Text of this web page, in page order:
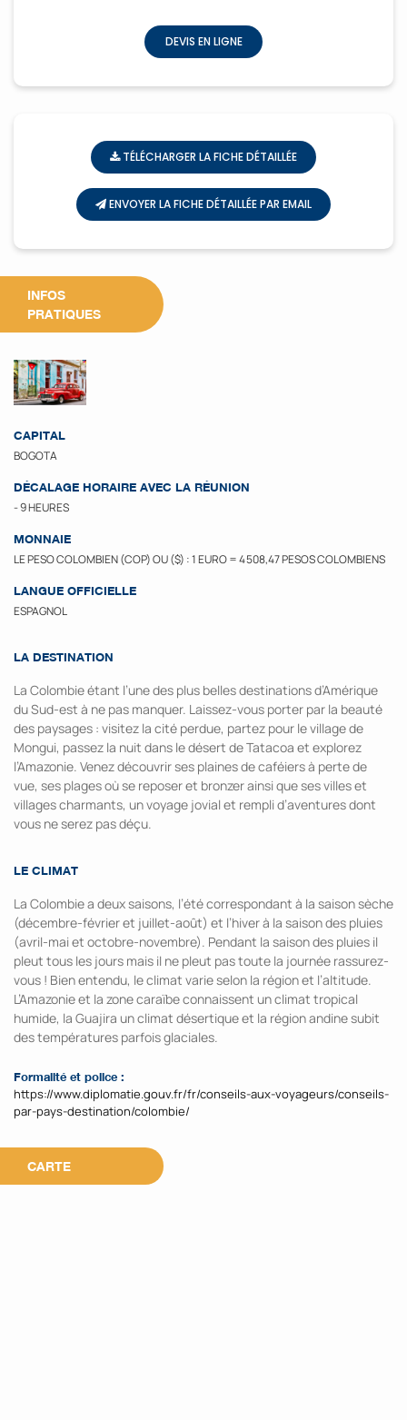
DEVIS EN LIGNE
TÉLÉCHARGER LA FICHE DÉTAILLÉE
ENVOYER LA FICHE DÉTAILLÉE PAR EMAIL
INFOS
PRATIQUES
CAPITAL
BOGOTA
DÉCALAGE HORAIRE AVEC LA RÉUNION
- 9 HEURES
MONNAIE
LE PESO COLOMBIEN (COP) OU ($) : 1 EURO = 4 508,47 PESOS COLOMBIENS
LANGUE OFFICIELLE
ESPAGNOL
LA DESTINATION
La Colombie étant l’une des plus belles destinations d’Amérique
du Sud-est à ne pas manquer. Laissez-vous porter par la beauté
des paysages : visitez la cité perdue, partez pour le village de
Mongui, passez la nuit dans le désert de Tatacoa et explorez
l’Amazonie. Venez découvrir ses plaines de caféiers à perte de
vue, ses plages où se reposer et bronzer ainsi que ses villes et
villages charmants, un voyage jovial et rempli d’aventures dont
vous ne serez pas déçu.
LE CLIMAT
La Colombie a deux saisons, l’été correspondant à la saison sèche
(décembre-février et juillet-août) et l’hiver à la saison des pluies
(avril-mai et octobre-novembre). Pendant la saison des pluies il
pleut tous les jours mais il ne pleut pas toute la journée rassurez-
vous ! Bien entendu, le climat varie selon la région et l’altitude.
L’Amazonie et la zone caraïbe connaissent un climat tropical
humide, la Guajira un climat désertique et la région andine subit
des températures parfois glaciales.
Formalité et police :
https://www.diplomatie.gouv.fr/fr/conseils-aux-voyageurs/conseils-
par-pays-destination/colombie/
CARTE